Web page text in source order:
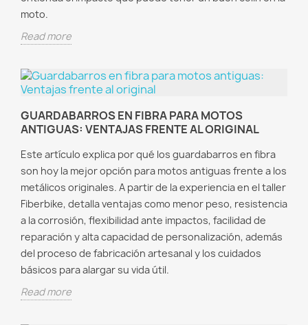
moto.
Read more
GUARDABARROS EN FIBRA PARA MOTOS
ANTIGUAS: VENTAJAS FRENTE AL ORIGINAL
Este artículo explica por qué los guardabarros en fibra
son hoy la mejor opción para motos antiguas frente a los
metálicos originales. A partir de la experiencia en el taller
Fiberbike, detalla ventajas como menor peso, resistencia
a la corrosión, flexibilidad ante impactos, facilidad de
reparación y alta capacidad de personalización, además
del proceso de fabricación artesanal y los cuidados
básicos para alargar su vida útil.
Read more